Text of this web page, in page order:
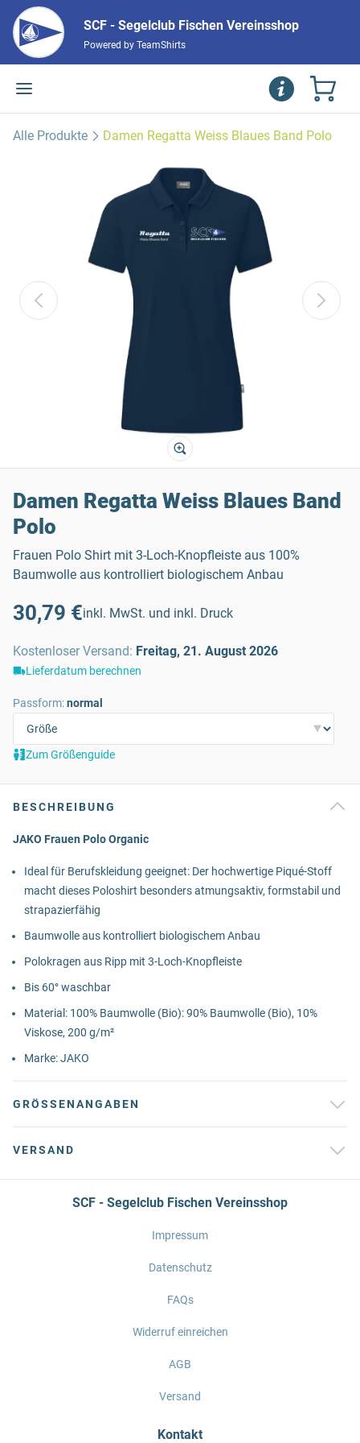
SCF - Segelclub Fischen Vereinsshop
Powered by TeamShirts
Alle Produkte Damen Regatta Weiss Blaues Band Polo
Damen Regatta Weiss Blaues Band
Polo
Frauen Polo Shirt mit 3-Loch-Knopfleiste aus 100%
Baumwolle aus kontrolliert biologischem Anbau
30,79 €inkl. MwSt. und inkl. Druck
Kostenloser Versand: Freitag, 21. August 2026
Lieferdatum berechnen
Passform:normal
Zum Größenguide
BESCHREIBUNG
JAKO Frauen Polo Organic
Ideal für Berufskleidung geeignet: Der hochwertige Piqué-Stoff
macht dieses Poloshirt besonders atmungsaktiv, formstabil und
strapazierfähig
Baumwolle aus kontrolliert biologischem Anbau
Polokragen aus Ripp mit 3-Loch-Knopfleiste
Bis 60° waschbar
Material: 100% Baumwolle (Bio): 90% Baumwolle (Bio), 10%
Viskose, 200 g/m²
Marke: JAKO
GRÖSSENANGABEN
VERSAND
SCF - Segelclub Fischen Vereinsshop
Impressum
Datenschutz
FAQs
Widerruf einreichen
AGB
Versand
Kontakt